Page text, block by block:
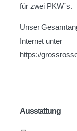
für zwei PKW´s.
Unser
Internet unter
https://
Ausstattung